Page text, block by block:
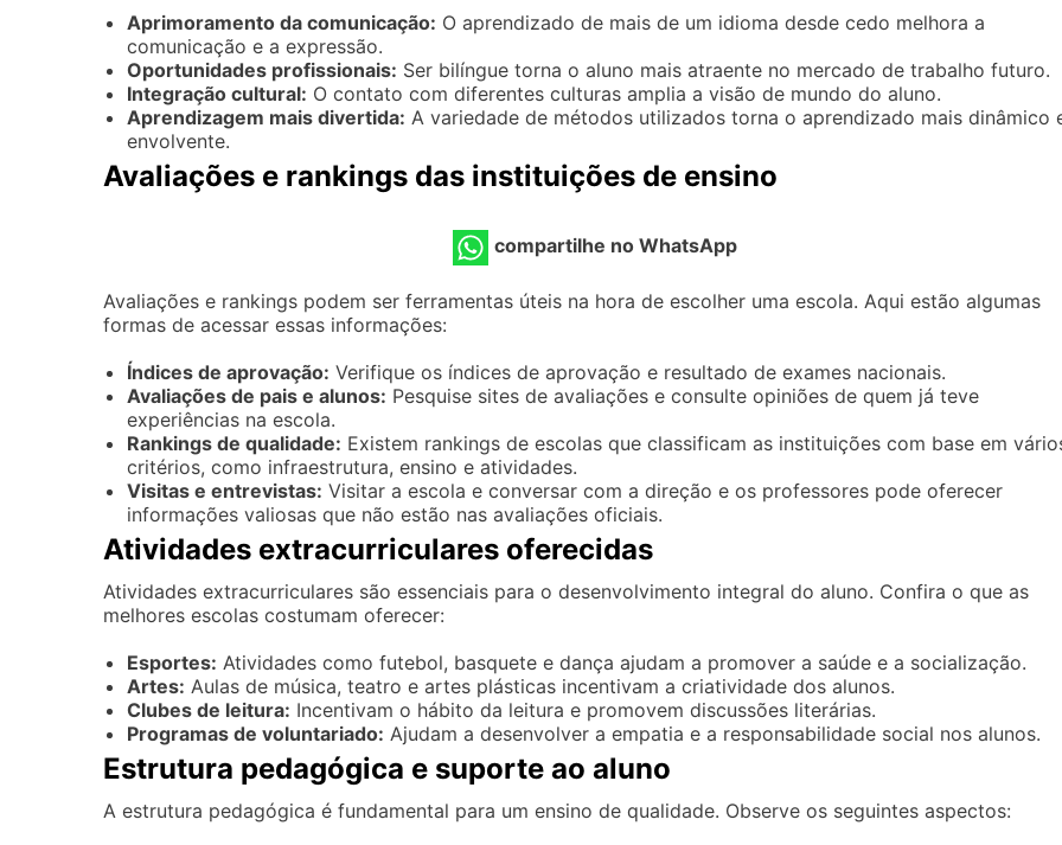
Aprimoramento da comunicação: O aprendizado de mais de um idioma desde cedo melhora a
comunicação e a expressão.
Oportunidades profissionais: Ser bilíngue torna o aluno mais atraente no mercado de trabalho futuro.
Integração cultural: O contato com diferentes culturas amplia a visão de mundo do aluno.
Aprendizagem mais divertida: A variedade de métodos utilizados torna o aprendizado mais dinâmico
envolvente.
Avaliações e rankings das instituições de ensino
compartilhe no WhatsApp
Avaliações e rankings podem ser ferramentas úteis na hora de escolher uma escola. Aqui estão algumas
formas de acessar essas informações:
Índices de aprovação: Verifique os índices de aprovação e resultado de exames nacionais.
Avaliações de pais e alunos: Pesquise sites de avaliações e consulte opiniões de quem já teve
experiências na escola.
Rankings de qualidade: Existem rankings de escolas que classificam as instituições com base em
critérios, como infraestrutura, ensino e atividades.
Visitas e entrevistas: Visitar a escola e conversar com a direção e os professores pode oferecer
informações valiosas que não estão nas avaliações oficiais.
Atividades extracurriculares oferecidas
Atividades extracurriculares são essenciais para o desenvolvimento integral do aluno. Confira o que as
melhores escolas costumam oferecer:
Esportes: Atividades como futebol, basquete e dança ajudam a promover a saúde e a socialização.
Artes: Aulas de música, teatro e artes plásticas incentivam a criatividade dos alunos.
Clubes de leitura: Incentivam o hábito da leitura e promovem discussões literárias.
Programas de voluntariado: Ajudam a desenvolver a empatia e a responsabilidade social nos alunos.
Estrutura pedagógica e suporte ao aluno
A estrutura pedagógica é fundamental para um ensino de qualidade. Observe os seguintes aspectos: